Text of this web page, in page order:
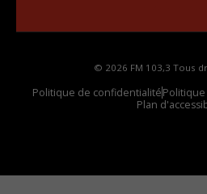
© 2026 FM 103,3 Tous
Politique de confidentialitéPolitique
Plan